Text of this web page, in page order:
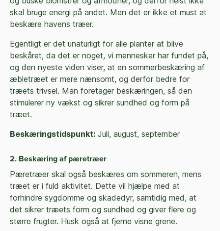
skal bruge energi på andet. Men det er ikke et must at
beskære havens træer.
Egentligt er det unaturligt for alle planter at blive
beskåret, da det er noget, vi mennesker har fundet på,
og den nyeste viden viser, at en sommerbeskæring af
æbletræet er mere nænsomt, og derfor bedre for
træets trivsel. Man foretager beskæringen, så den
stimulerer ny vækst og sikrer sundhed og form på
træet.
Beskæringstidspunkt: Juli, august, september
2. Beskæring af pæretræer
Pæretræer skal også beskæres om sommeren, mens
træet er i fuld aktivitet. Dette vil hjælpe med at
forhindre sygdomme og skadedyr, samtidig med, at
det sikrer træets form og sundhed og giver flere og
større frugter. Husk også at fjerne visne grene.